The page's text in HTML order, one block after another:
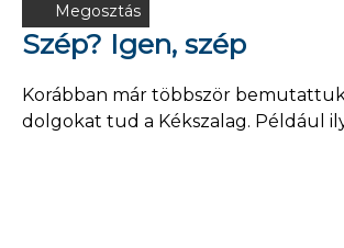
Megosztás
Szép? Igen, szép
Korábban már többször
dolgokat tud a Kékszalag. Például